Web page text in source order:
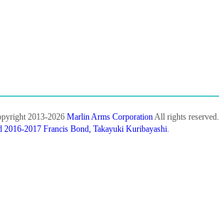
2013-2026 Marlin Arms CorporationAll rights reserved.
2017 Francis Bond, Takayuki Kuribayashi.